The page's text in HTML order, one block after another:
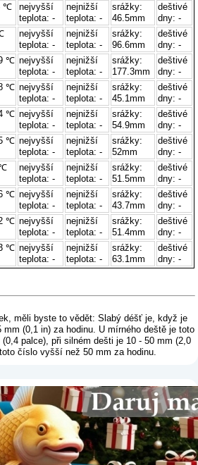
℃
nejvyšší
teplota: -
nejnižší
teplota: -
srážky:
46.5mm
deštivé
dny: -
nejvyšší
teplota: -
nejnižší
teplota: -
srážky:
96.6mm
deštivé
dny: -
℃ nejvyšší
teplota: -
nejnižší
teplota: -
srážky:
177.3mm
deštivé
dny: -
℃ nejvyšší
teplota: -
nejnižší
teplota: -
srážky:
45.1mm
deštivé
dny: -
℃ nejvyšší
teplota: -
nejnižší
teplota: -
srážky:
54.9mm
deštivé
dny: -
℃ nejvyšší
teplota: -
nejnižší
teplota: -
srážky:
52mm
deštivé
dny: -
nejvyšší
teplota: -
nejnižší
teplota: -
srážky:
51.5mm
deštivé
dny: -
℃ nejvyšší
teplota: -
nejnižší
teplota: -
srážky:
43.7mm
deštivé
dny: -
℃ nejvyšší
teplota: -
nejnižší
teplota: -
srážky:
51.4mm
deštivé
dny: -
℃ nejvyšší
teplota: -
nejnižší
teplota: -
srážky:
63.1mm
deštivé
dny: -
měli byste to vědět: Slabý déšť je, když je
(0,1 in) za hodinu. U mírného deště je toto
palce), při silném dešti je 10 - 50 mm (2,0
číslo vyšší než 50 mm za hodinu.